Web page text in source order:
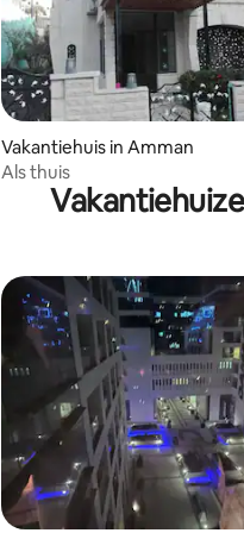
Vakantiehuis in Amman
Als thuis